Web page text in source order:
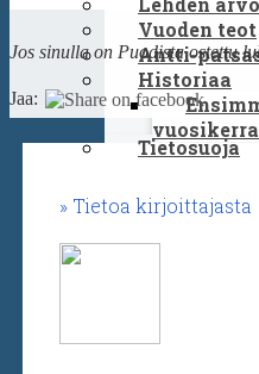
Vuoden teot
Antti-
Historiaa
Tietosuoja
Jos sinulla on Puodista ostettu
Jaa:
Tietoa kirjoittajasta